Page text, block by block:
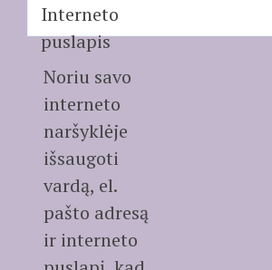
Interneto
puslapis
Noriu savo
interneto
naršyklėje
išsaugoti
vardą, el.
pašto adresą
ir interneto